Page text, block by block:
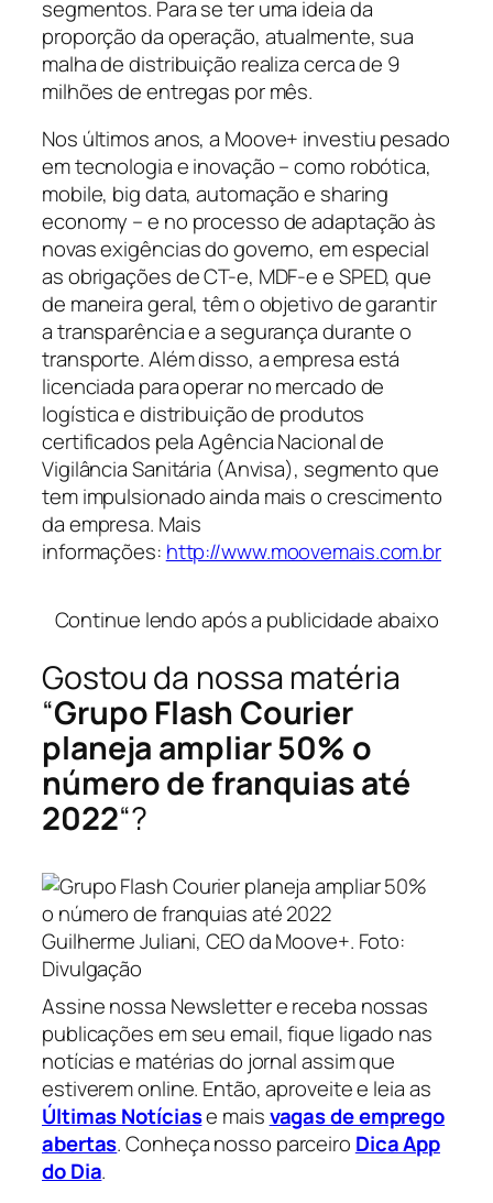
segmentos. Para se ter uma ideia da
proporção da operação, atualmente, sua
malha de distribuição realiza cerca de 9
milhões de entregas por mês.
Nos últimos anos, a Moove+ investiu pesado
em tecnologia e inovação – como robótica,
mobile, big data, automação e sharing
economy – e no processo de adaptação às
novas exigências do governo, em especial
as obrigações de CT-e, MDF-e e SPED, que
de maneira geral, têm o objetivo de garantir
a transparência e a segurança durante o
transporte. Além disso, a empresa está
licenciada para operar no mercado de
logística e distribuição de produtos
certificados pela Agência Nacional de
Vigilância Sanitária (Anvisa), segmento que
tem impulsionado ainda mais o crescimento
da empresa. Mais
informações: http://www.moovemais.com.br
Continue lendo após a publicidade abaixo
Gostou da nossa matéria
“Grupo Flash Courier
planeja ampliar 50% o
número de franquias até
2022“?
Guilherme Juliani, CEO da Moove+. Foto:
Divulgação
Assine nossa Newsletter e receba nossas
publicações em seu email, fique ligado nas
notícias e matérias do jornal assim que
estiverem online. Então, aproveite e leia as
Últimas Notíciase maisvagas de emprego
abertas. Conheça nosso parceiro Dica App
do Dia.